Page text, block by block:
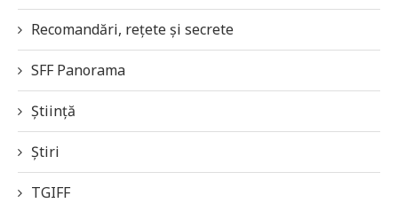
Recomandări, rețete și secrete
SFF Panorama
Știință
Știri
TGIFF